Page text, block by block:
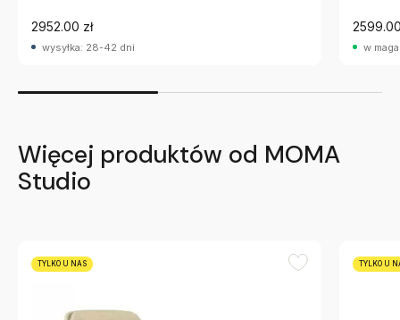
2952.00 zł
wysyłka: 28-42 dni w
Więcej produktów od MOMA
Studio
TYLKO U NAS TYLKO U